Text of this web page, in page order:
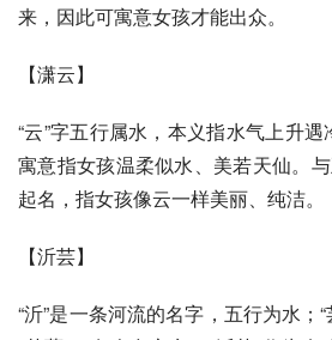
来，因此可寓意女孩才能出众。
【潇云】
“云”字五行属水，本义指水气上升遇
寓意指女孩温柔似水、美若天仙。
起名，指女孩像云一样美丽、纯洁。
【沂芸】
“沂”是一条河流的名字，五行为水；